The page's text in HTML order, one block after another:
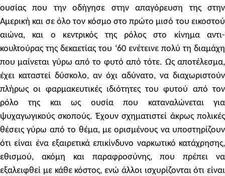
ουσίας που την οδήγησε στην απαγόρευση της στην
Αμερική και σε όλο τον κόσμο στο πρώτο μισό του εικοστού
αιώνα, και ο κεντρικός της ρόλος στο κίνημα αντι-
κουλτούρας της δεκαετίας του ‘60 ενέτεινε πολύ τη διαμάχη
που μαίνεται γύρω από το φυτό από τότε. Ως αποτέλεσμα,
έχει καταστεί δύσκολο, αν όχι αδύνατο, να διαχωριστούν
πλήρως οι φαρμακευτικές ιδιότητες του φυτού από τον
ρόλο της και ως ουσία που καταναλώνεται για
ψυχαγωγικούς σκοπούς. Έχουν σχηματιστεί άκρως πολικές
θέσεις γύρω από το θέμα, με ορισμένους να υποστηρίζουν
ότι είναι ένα εξαιρετικά επικίνδυνο ναρκωτικό κατάχρησης,
εθισμού, ακόμη και παραφροσύνης, που πρέπει να
εξαλειφθεί με κάθε κόστος, ενώ άλλοι ισχυρίζονται ότι είναι